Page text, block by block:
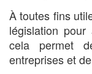
À toutes fins
législation
cela permet
entreprises et